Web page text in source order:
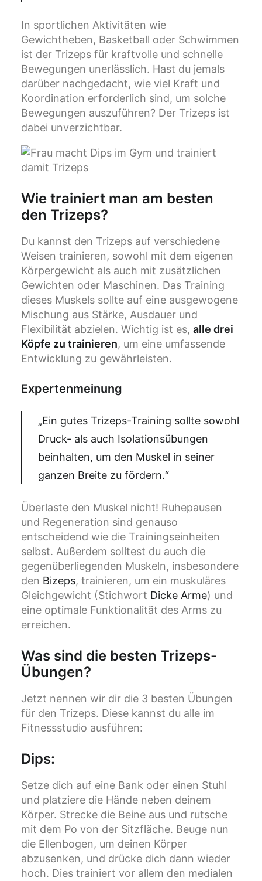
In sportlichen Aktivitäten wie
Gewichtheben, Basketball oder Schwimmen
ist der Trizeps für kraftvolle und schnelle
Bewegungen unerlässlich. Hast du jemals
darüber nachgedacht, wie viel Kraft und
Koordination erforderlich sind, um solche
Bewegungen auszuführen? Der Trizeps ist
dabei unverzichtbar.
Wie trainiert man am besten
den Trizeps?
Du kannst den Trizeps auf verschiedene
Weisen trainieren, sowohl mit dem eigenen
Körpergewicht als auch mit zusätzlichen
Gewichten oder Maschinen. Das Training
dieses Muskels sollte auf eine ausgewogene
Mischung aus Stärke, Ausdauer und
Flexibilität abzielen. Wichtig ist es, alle drei
Köpfe zu trainieren, um eine umfassende
Entwicklung zu gewährleisten.
Expertenmeinung
„Ein gutes Trizeps-Training sollte sowohl
Druck- als auch Isolationsübungen
beinhalten, um den Muskel in seiner
ganzen Breite zu fördern.“
Überlaste den Muskel nicht! Ruhepausen
und Regeneration sind genauso
entscheidend wie die Trainingseinheiten
selbst. Außerdem solltest du auch die
gegenüberliegenden Muskeln, insbesondere
den Bizeps, trainieren, um ein muskuläres
Gleichgewicht (Stichwort Dicke Arme) und
eine optimale Funktionalität des Arms zu
erreichen.
Was sind die besten Trizeps-
Übungen?
Jetzt nennen wir dir die 3 besten Übungen
für den Trizeps. Diese kannst du alle im
Fitnessstudio ausführen:
Dips:
Setze dich auf eine Bank oder einen Stuhl
und platziere die Hände neben deinem
Körper. Strecke die Beine aus und rutsche
mit dem Po von der Sitzfläche. Beuge nun
die Ellenbogen, um deinen Körper
abzusenken, und drücke dich dann wieder
hoch. Dies trainiert vor allem den medialen